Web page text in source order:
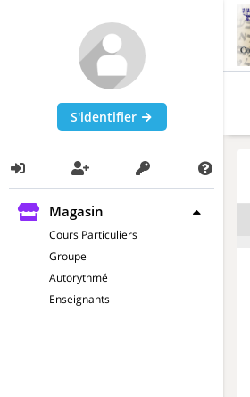
S'identifier
Magasin
Cours Particuliers
Groupe
Autorythmé
Enseignants